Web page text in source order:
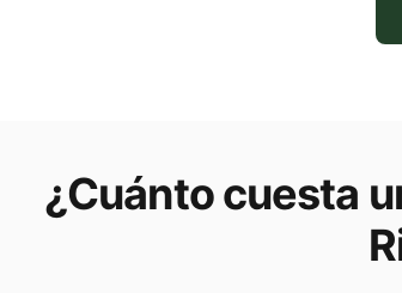
¿Cuánto cuesta